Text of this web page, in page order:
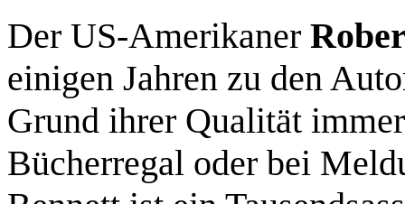
Der US-Amerikaner
einigen Jahren zu den
Grund ihrer Qualität
Bücherregal oder bei